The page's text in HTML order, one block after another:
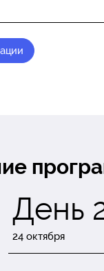
День
24 октября